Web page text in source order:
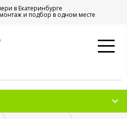
в Екатеринбурге
и подбор в одном месте